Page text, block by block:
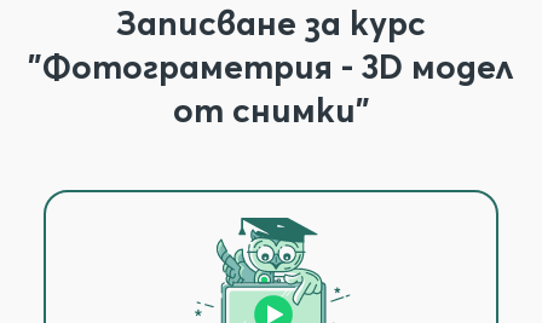
Записване за курс
"Фотограметрия - 3D модел
от снимки"